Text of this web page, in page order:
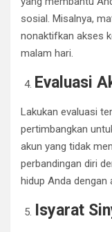
sosial. Misalnya,
nonaktifkan akses
malam hari.
Evaluasi
Lakukan evaluasi
pertimbangkan
akun yang tidak
perbandingan diri
hidup Anda dengan
Isyarat